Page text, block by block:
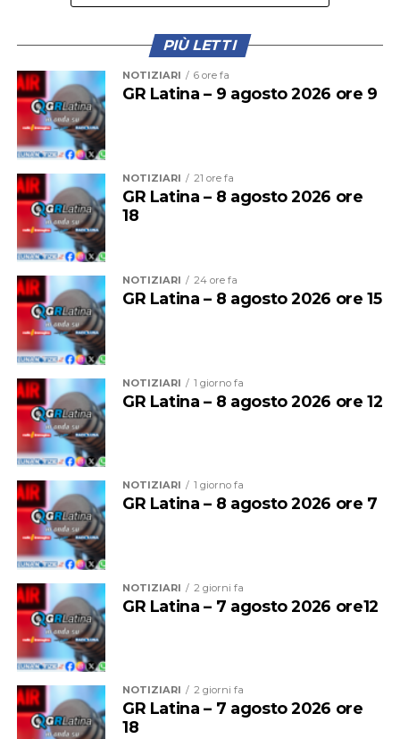
Il primo appuntamento del weekend è quello di domani,
sabato 8 agosto
momento dedicato alla cultura. Protagonista sarà la
presentazione del libro“Percorsi incerti. Vite di madri
tra l’essere grembo e arciere”della scrittrice Carla
Zanchetta, che dialogherà con l’avvocato Adele Morelli,
moderatrice dell’incontro. Un’occasione di confronto e
riflessione che arricchisce ulteriormente il programma
della manifestazione.
La musica continuerà poi ad essere protagonista sui tre
Sul palco del
Grappa Jazz Festivalsalirà il Luca
Mannutza & Paolo Recchia Duo,
composta da pianoforte e sassofono contralto, mentre
domenica 9 agosto il festival chiuderà con il Jordan
Corda 5et, formazione guidata dal vibrafonista Jordan
Corda insieme a Filippo Bianchini, Dario Rogato
PIÙ LETTI
NOTIZIARI 6 ore fa
GR Latina – 9 agosto 2026 ore 9
NOTIZIARI 21 ore fa
GR Latina – 8 agosto 2026 ore
18
NOTIZIARI 24 ore fa
GR Latina – 8 agosto 2026 ore 15
NOTIZIARI 1 giorno fa
GR Latina – 8 agosto 2026 ore 12
NOTIZIARI 1 giorno fa
GR Latina – 8 agosto 2026 ore 7
NOTIZIARI 2 giorni fa
GR Latina – 7 agosto 2026 ore12
NOTIZIARI 2 giorni fa
GR Latina – 7 agosto 2026 ore
18